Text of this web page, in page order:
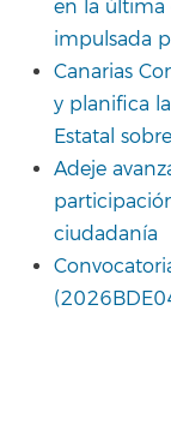
en la última
impulsada
Canarias
y planifica
Estatal
Adeje
ciudadanía